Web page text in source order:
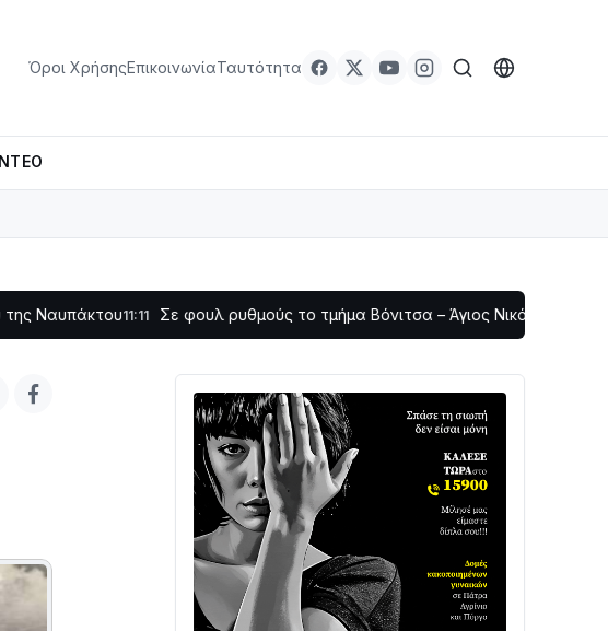
Όροι ΧρήσηςΕπικοινωνίαΤαυτότητα
11:11 Σε φουλ ρυθμούς το τμήμα Βόνιτσα – Άγιος Νικόλαος | Αυτοψία